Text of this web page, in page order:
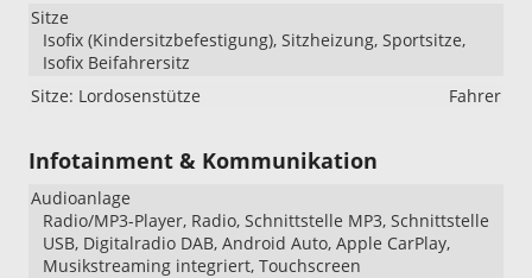
Sitze
Isofix (Kindersitzbefestigung), Sitzheizung, Sportsitze,
Isofix Beifahrersitz
Sitze: Lordosenstütze
Fahrer
Infotainment & Kommunikation
Audioanlage
Radio/MP3-Player, Radio, Schnittstelle MP3, Schnittstelle
USB, Digitalradio DAB, Android Auto, Apple CarPlay,
Musikstreaming integriert, Touchscreen